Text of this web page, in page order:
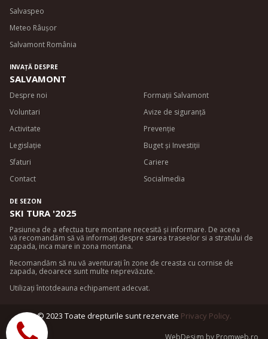
Salvaspeo
Meteo Râușor
Salvamont România
INVAȚĂ DESPRE
SALVAMONT
Despre noi
Voluntari
Activitate
Legislație
Sfaturi
Contact
Formații Salvamont
Avize de siguranță
Prevenție
Buget și Investiții
Cariere
Socialmedia
DE SEZON
SKI TURA '2025
Pasiunea de a efectua ture montane necesită și informare. De aceea
vă recomandăm să vă informați despre starea traseelor si a stratului de
zapada, inca mare in zona montana.
Recomandăm să nu vă aventurați în zone de creasta cu cornise de
zapada, deoarece sunt multe neprevăzute.
Utilizați întotdeauna echipament adecvat.
© 2023 Toate drepturile sunt rezervate Privacy Policy.
WebDesign by Promweb.ro